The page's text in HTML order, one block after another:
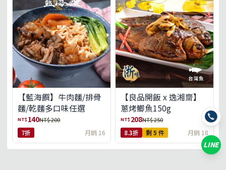
【藍海饌】牛肉麵/排骨
麵/乾麵多口味任選
NT$ 140NT$ 200
7折 月銷 16
【良品開飯 x 逸湘齋】
蔥烤鯽魚150g
NT$ 208NT$ 250
8.3折 剩 5 件 月銷 18
LINE